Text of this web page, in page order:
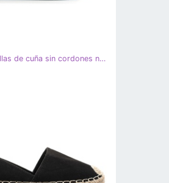
TRENDI Zapatillas de cuña sin cordones negro